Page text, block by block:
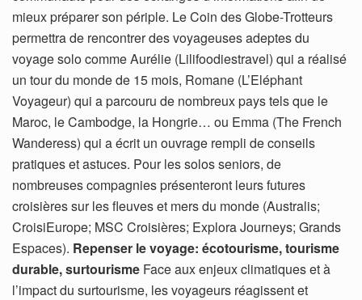
mieux préparer son périple. Le Coin des Globe-Trotteurs
permettra de rencontrer des voyageuses adeptes du
voyage solo comme Aurélie (Lilifoodiestravel) qui a réalisé
un tour du monde de 15 mois, Romane (L’Eléphant
Voyageur) qui a parcouru de nombreux pays tels que le
Maroc, le Cambodge, la Hongrie… ou Emma (The French
Wanderess) qui a écrit un ouvrage rempli de conseils
pratiques et astuces. Pour les solos seniors, de
nombreuses compagnies présenteront leurs futures
croisières sur les fleuves et mers du monde (Australis;
CroisiEurope; MSC Croisières; Explora Journeys; Grands
Espaces). Repenser le voyage: écotourisme, tourisme
durable, surtourisme Face aux enjeux climatiques et à
l’impact du surtourisme, les voyageurs réagissent et